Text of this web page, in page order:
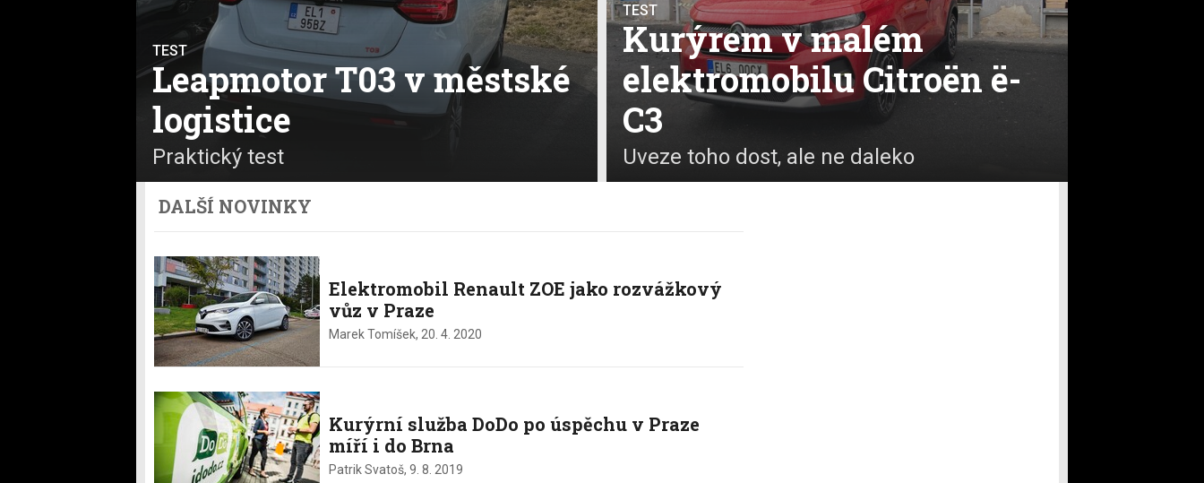
TEST
Leapmotor T03 v městské
logistice
Praktický test
TEST
Kurýrem v malém
elektromobilu Citroën ë-
C3
Uveze toho dost, ale ne daleko
DALŠÍ NOVINKY
Elektromobil Renault ZOE jako rozvážkový
vůz v Praze
Marek Tomíšek, 20. 4. 2020
Kurýrní služba DoDo po úspěchu v Praze
míří i do Brna
Patrik Svatoš, 9. 8. 2019